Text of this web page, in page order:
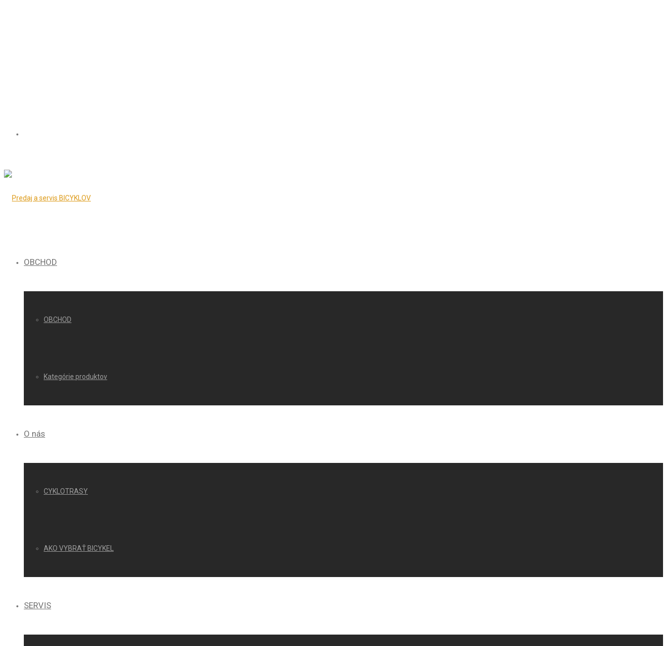
OBCHOD
OBCHOD
Kategórie produktov
O nás
CYKLOTRASY
AKO VYBRAŤ BICYKEL
SERVIS